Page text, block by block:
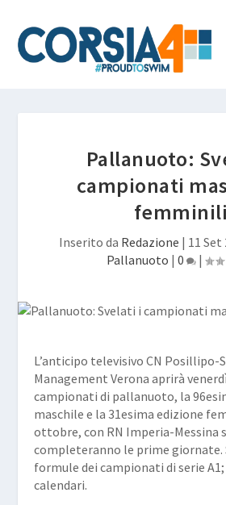
Pallanuoto:
campionati
femminili
Inserito da Redazione | 11 Set
Pallanuoto | 0 |
L’anticipo televisivo CN Posillipo-
Management Verona aprirà
campionati di pallanuoto, la
maschile e la 31esima edizione
ottobre, con RN Imperia-Messina
completeranno le prime giornate.
formule dei campionati di serie A1;
calendari.